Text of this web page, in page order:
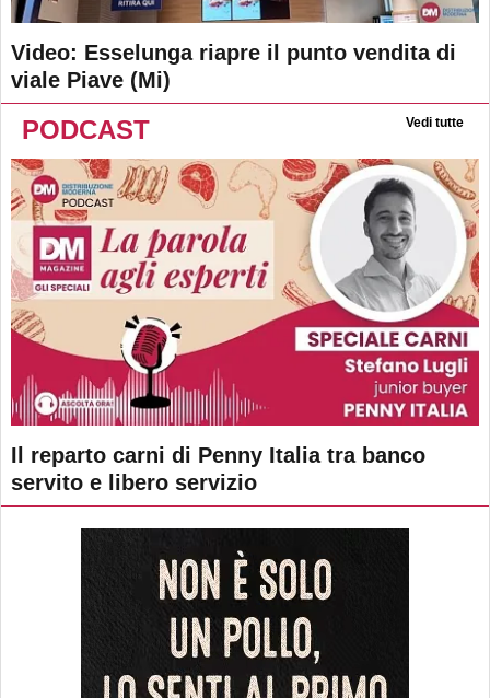
Video: Esselunga riapre il punto vendita di
viale Piave (Mi)
PODCAST Vedi tutte
Il reparto carni di Penny Italia tra banco
servito e libero servizio